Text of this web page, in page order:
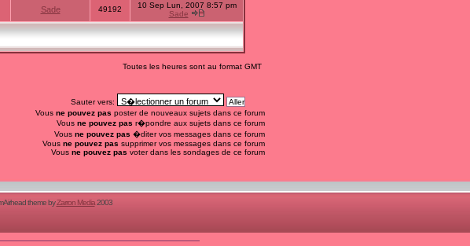
Sade 49192
10 Sep Lun, 2007 8:57 pm
Sade
Toutes les heures sont au format GMT
Sauter vers:
Vous ne pouvez pas poster de nouveaux sujets dans ce forum
Vous ne pouvez pas r�pondre aux sujets dans ce forum
Vous ne pouvez pas �diter vos messages dans ce forum
Vous ne pouvez pas supprimer vos messages dans ce forum
Vous ne pouvez pas voter dans les sondages de ce forum
Airhead theme byZarron Media2003